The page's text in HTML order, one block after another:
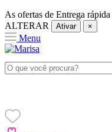
As ofertas de Entrega rápida
ALTERAR
Ativar ×
Menu